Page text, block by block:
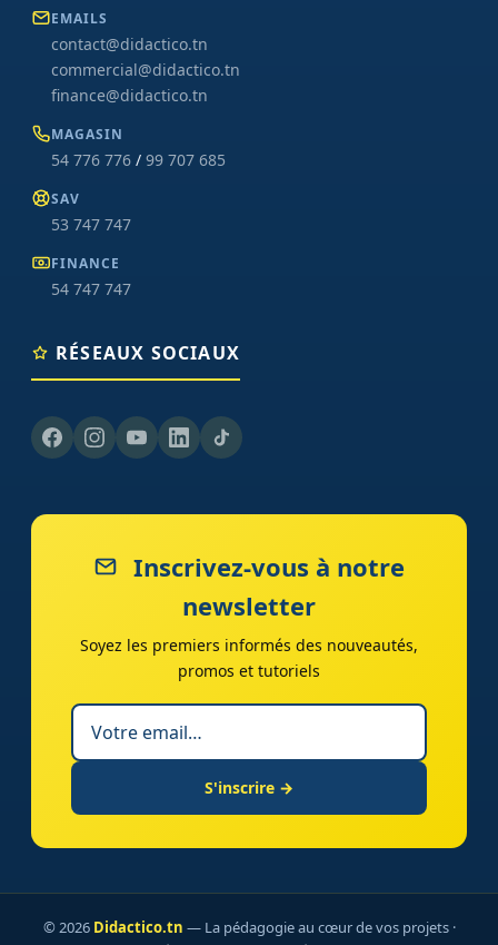
EMAILS
contact@didactico.tn
commercial@didactico.tn
finance@didactico.tn
MAGASIN
54 776 776 / 99 707 685
SAV
53 747 747
FINANCE
54 747 747
RÉSEAUX SOCIAUX
Inscrivez-vous à notre
newsletter
Soyez les premiers informés des nouveautés,
promos et tutoriels
S'inscrire →
© 2026 Didactico.tn — La pédagogie au cœur de vos projets ·